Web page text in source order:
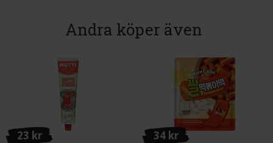
Andra köper även
23 kr 34 kr